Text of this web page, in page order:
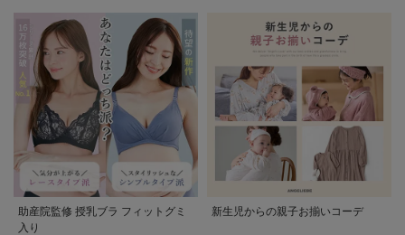
助産院監修 授乳ブラ フィットグミ
入り
新生児からの親子お揃いコーデ